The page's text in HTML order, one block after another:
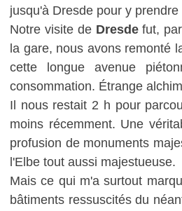
jusqu'à Dresde pour y
Notre visite de Dresdefut, par
la gare, nous avons remonté
cette longue avenue
consommation. Étrange
Il nous restait 2 h pour
moins récemment. Une
profusion de monuments
l'Elbe tout aussi majestueuse.
Mais ce qui m'a surtout
bâtiments ressuscités du